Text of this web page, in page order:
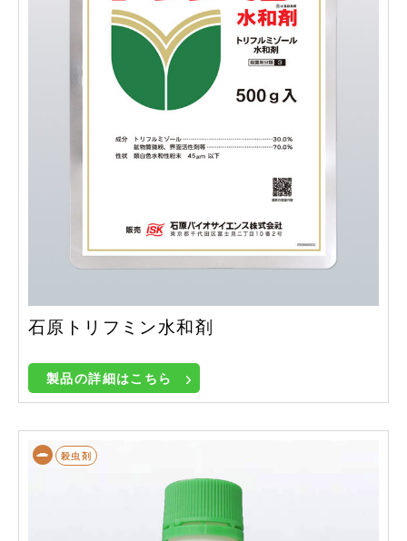
石原トリフミン水和剤
製品の詳細はこちら
殺虫剤